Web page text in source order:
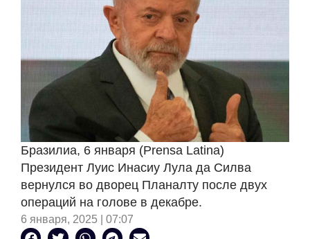
Бразилиа, 6 января (Prensa Latina)
Президент Луис Инасиу Лула да Силва
вернулся во дворец Планалту после двух
операций на голове в декабре.
6 января, 2025 | 07:07